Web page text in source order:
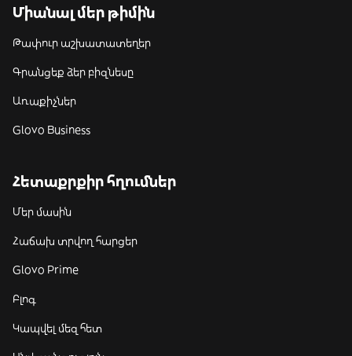
Միանալ մեր թիմին
Թափուր աշխատատեղեր
Գրանցեք ձեր բիզնեսը
Առաքիչներ
Glovo Business
Հետաքրքիր հղումներ
Մեր մասին
Հաճախ տրվող հարցեր
Glovo Prime
Բլոգ
Կապվել մեզ հետ